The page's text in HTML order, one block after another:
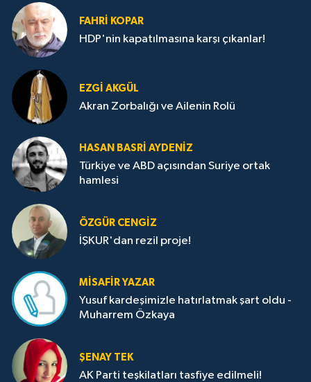
FAHRI KOPAR
HDP'nin kapatılmasına karşı çıkanlar!
EZGI AKGÜL
Akran Zorbalığı ve Ailenin Rolü
HASAN BASRI AYDENIZ
Türkiye ve ABD açısından Suriye ortak
hamlesi
ÖZGÜR CENGIZ
İŞKUR'dan rezil proje!
MISAFIR YAZAR
Yusuf kardeşimizle hatırlatmak şart oldu -
Muharrem Özkaya
ŞENAY TEK
AK Parti teşkilatları tasfiye edilmeli!